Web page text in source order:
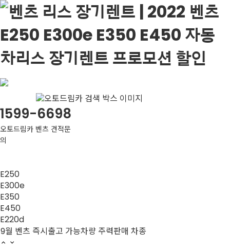
1599-6698
오토드림카 벤츠 견적문
의
E250
E300e
E350
E450
E220d
7월 벤츠 즉시출고 가능차량 주력판매 차종
벤츠 2월 즉시출고 주력 차종 안내
2023 벤츠 E250 AMG, E350 익스클루시브 연식변경 가격표
9월 벤츠 즉시출고 가능차량 주력판매 차종
8월 벤츠 즉시출고 가능차량 주력판매 차종